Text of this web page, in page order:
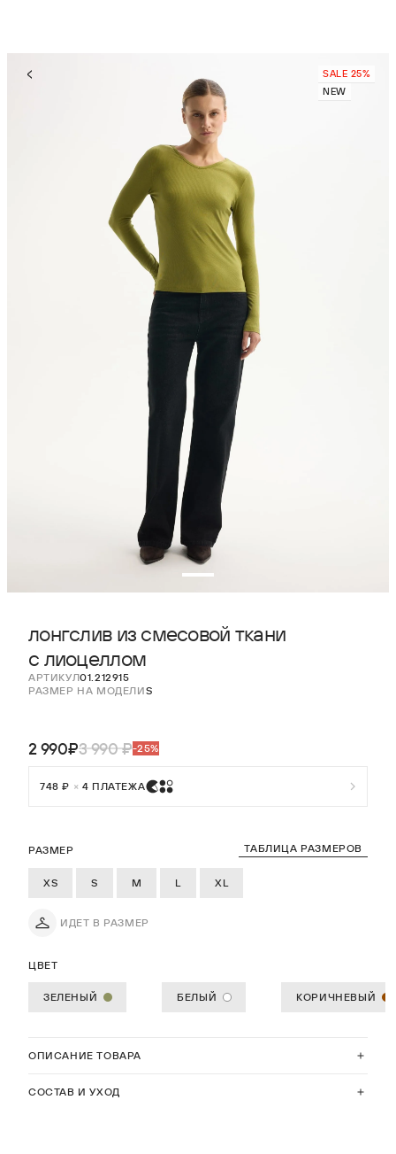
SALE 25%
NEW
лонгслив из смесовой ткани
с лиоцеллом
АРТИКУЛ01.212915
РАЗМЕР НА МОДЕЛИS
ОПИСАНИЕ ТОВАРА
СОСТАВ И УХОД
РАЗМЕР ТАБЛИЦА РАЗМЕРОВ
XS S M L XL
ИДЕТ В РАЗМЕР
ЦВЕТ
ЗЕЛЕНЫЙ БЕЛЫЙ КОРИЧНЕВЫЙ
2 990₽3 990 ₽-25%
748 ₽ × 4 ПЛАТЕЖА